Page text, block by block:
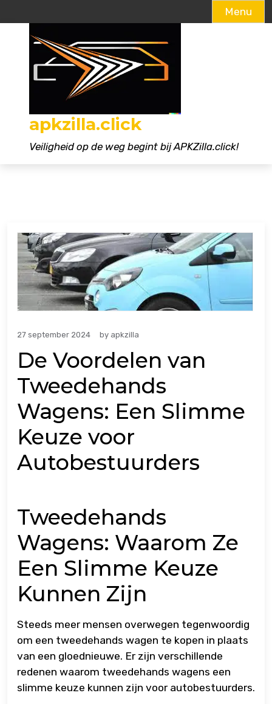
Menu
apkzilla.click
Veiligheid op de weg begint bij APKZilla.click!
27 september 2024 by apkzilla
De Voordelen van
Tweedehands
Wagens: Een Slimme
Keuze voor
Autobestuurders
Tweedehands
Wagens: Waarom Ze
Een Slimme Keuze
Kunnen Zijn
Steeds meer mensen overwegen tegenwoordig
om een tweedehands wagen te kopen in plaats
van een gloednieuwe. Er zijn verschillende
redenen waarom tweedehands wagens een
slimme keuze kunnen zijn voor autobestuurders.